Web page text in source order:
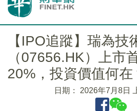
【IPO追蹤】瑞為技
（07656.HK）上市
20%，投資價值何在
日期： 2026年7月8日